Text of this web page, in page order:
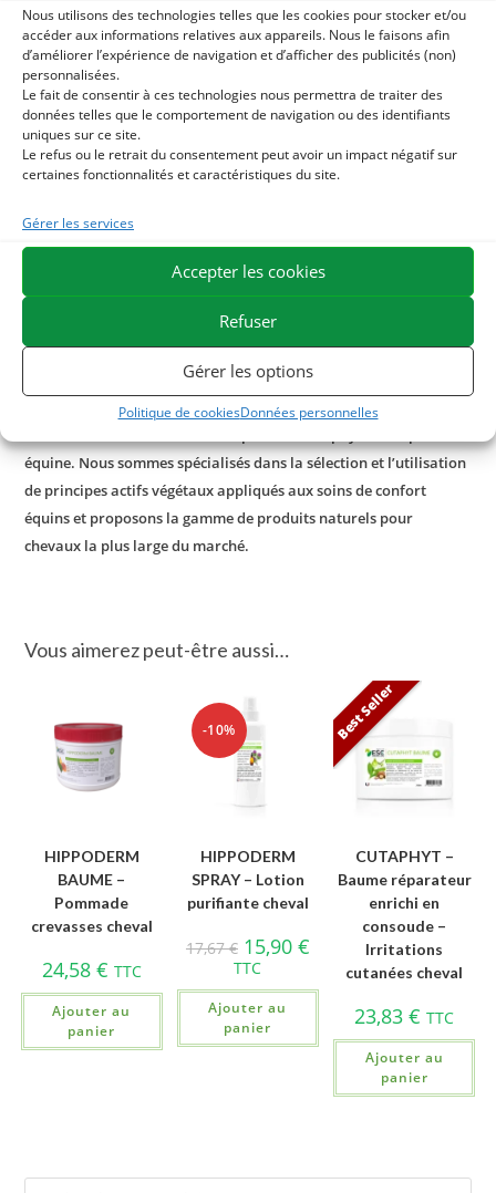
Nous utilisons des technologies telles que les cookies pour stocker et/ou
accéder aux informations relatives aux appareils. Nous le faisons afin
d’améliorer l’expérience de navigation et d’afficher des publicités (non)
personnalisées.
Le fait de consentir à ces technologies nous permettra de traiter des
données telles que le comportement de navigation ou des identifiants
uniques sur ce site.
Le refus ou le retrait du consentement peut avoir un impact négatif sur
certaines fonctionnalités et caractéristiques du site.
Gérer les services
Accepter les cookies
Refuser
Gérer les options
Politique de cookiesDonnées personnelles
la peau sont multiples. Avant tout, elle permet de
protéger de la déshydratation et d’adoucir l’épiderme.
Elle possède également des vertus assainissantes
intéressantes.
Notre soin végétal nourrit en profondeur la peau du cheval
en cas d’irritations et protège des agressions extérieures.
Pour une action naturelle une fois que la peau est bien
nourrie, l’utilisation duGel d’aloe veranaturellement très
riche en vitamines, minéraux et oligo-élément pourra
également contribuer à apaiser les irritations et favoriser la
paraben, sans silicone.
équine. Nous sommes spécialisés dans la sélection et l’utilisation
de principes actifs végétaux appliqués aux soins de confort
équins et proposons la gamme de produits naturels pour
chevaux la plus large du marché.
Vous aimerez peut-être aussi…
HIPPODERM
BAUME –
Pommade
crevasses cheval
24,58 € TTC
Ajouter au
panier
-10%
HIPPODERM
SPRAY – Lotion
purifiante cheval
17,67€ 15,90 €
TTC
Ajouter au
panier
Best Seller
CUTAPHYT –
Baume réparateur
enrichi en
consoude –
Irritations
cutanées cheval
23,83€ TTC
Ajouter au
panier